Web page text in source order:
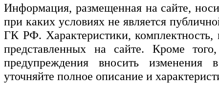
Информация, размещенная на сайте,
при каких условиях не является
ГК РФ. Характеристики,
представленных на сайте. Кроме
предупреждения вносить изменения
уточняйте полное описание и